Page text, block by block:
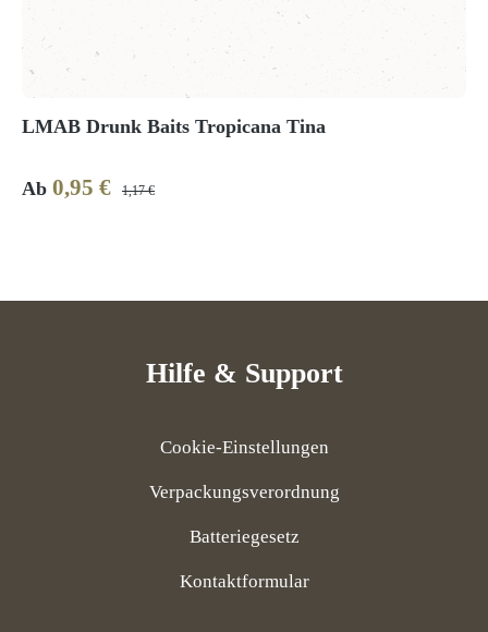
LMAB Drunk Baits Tropicana Tina
Verkaufspreis:
Ab 0,95 € Regulärer Preis:
1,17 €
Hilfe & Support
Cookie-Einstellungen
Verpackungsverordnung
Batteriegesetz
Kontaktformular